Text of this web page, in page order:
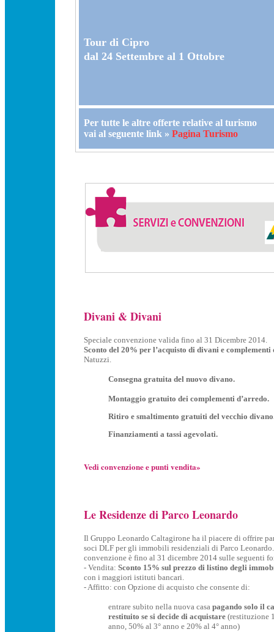
Tour di Cipro
dal 24 Settembre al 1 Ottobre
Per tutte le altre offerte relative al turismo
vai al seguente link » Pagina Turismo
Divani & Divani
Speciale convenzione valida fino al 31 Dicembre 2014.
Sconto del 20% per l’acquisto di divani e complementi
Natuzzi.
Consegna gratuita del nuovo divano.
Montaggio gratuito dei complementi d’arredo.
Ritiro e smaltimento gratuiti del vecchio
Finanziamenti a tassi agevolati.
Vedi convenzione e punti vendita»
Le Residenze di Parco Leonardo
Il Gruppo Leonardo Caltagirone ha il piacere di offrire
soci DLF per gli immobili residenziali di Parco
convenzione è fino al 31 dicembre 2014 sulle seguenti
- Vendita: Sconto 15% sul prezzo di listino degli
con i maggiori istituti bancari.
- Affitto: con Opzione di acquisto che consente di:
entrare subito nella nuova casa pagando solo il
restituito se si decide di acquistare (restituzione
anno, 50% al 3° anno e 20% al 4° anno)